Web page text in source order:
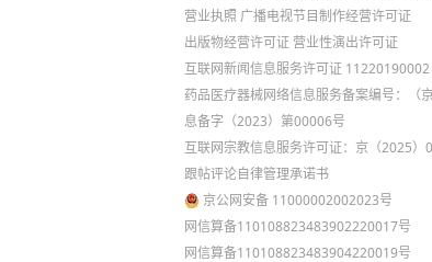
营业执照 广播电视节目制作经营许可证
出版物经营许可证 营业性演出许可证
互联网新闻信息服务许可证 11220190002
药品医疗器械网络信息服务备案编号：（
息备字（2023）第00006号
互联网宗教信息服务许可证：京（2025）
跟帖评论自律管理承诺书
京公网安备 11000002002023号
网信算备110108823483902220017号
网信算备110108823483904220019号